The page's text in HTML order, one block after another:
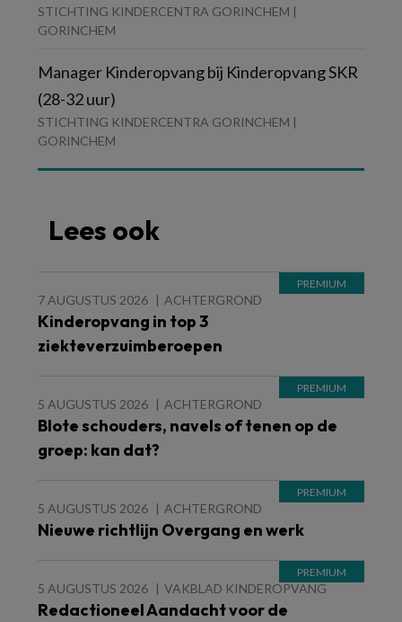
STICHTING KINDERCENTRA GORINCHEM |
GORINCHEM
Manager Kinderopvang bij Kinderopvang SKR
(28-32 uur)
STICHTING KINDERCENTRA GORINCHEM |
GORINCHEM
Lees ook
7 AUGUSTUS 2026 ACHTERGROND
Kinderopvang in top 3
ziekteverzuimberoepen
5 AUGUSTUS 2026 ACHTERGROND
Blote schouders, navels of tenen op de
groep: kan dat?
5 AUGUSTUS 2026 ACHTERGROND
Nieuwe richtlijn Overgang en werk
5 AUGUSTUS 2026 VAKBLAD KINDEROPVANG
Redactioneel Aandacht voor de